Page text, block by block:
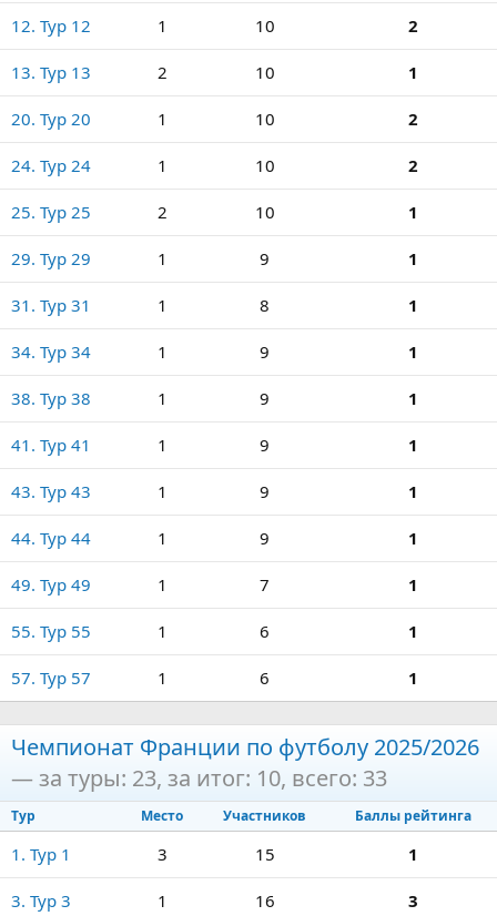
12. Тур 12 1 10 2
13. Тур 13 2 10 1
20. Тур 20 1 10 2
24. Тур 24 1 10 2
25. Тур 25 2 10 1
29. Тур 29 1 9 1
31. Тур 31 1 8 1
34. Тур 34 1 9 1
38. Тур 38 1 9 1
41. Тур 41 1 9 1
43. Тур 43 1 9 1
44. Тур 44 1 9 1
49. Тур 49 1 7 1
55. Тур 55 1 6 1
57. Тур 57 1 6 1
Чемпионат Франции по футболу 2025/2026
— за туры: 23, за итог: 10, всего: 33
Тур Место Участников Баллы рейтинга
1. Тур 1 3 15 1
3. Тур 3 1 16 3